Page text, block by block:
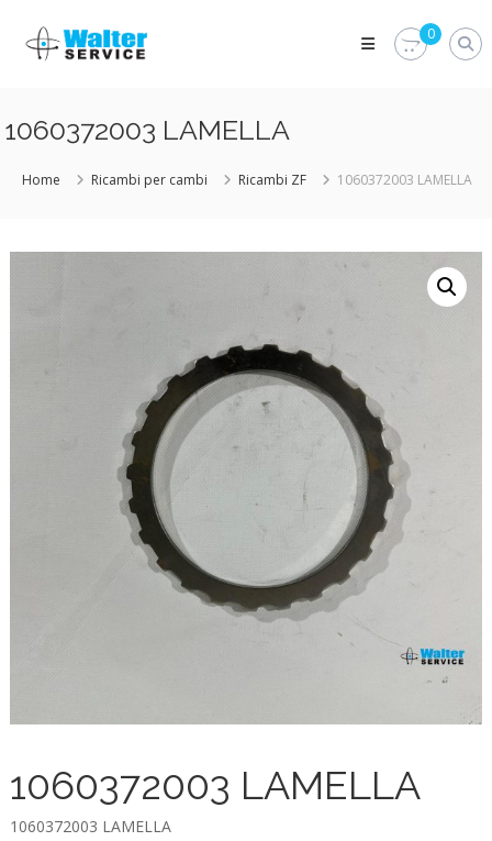
content
Walter
Service
parti
del
alla
0
1060372003 LAMELLA
Home Ricambi per cambi Ricambi ZF 1060372003 LAMELLA
1060372003 LAMELLA
1060372003 LAMELLA